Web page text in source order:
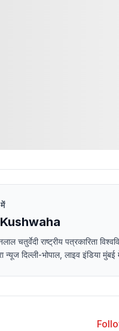
चतुर्वेदी राष्ट्रीय पत्रकारिता
न्यूज दिल्ली-भोपाल, लाइव इंडिया